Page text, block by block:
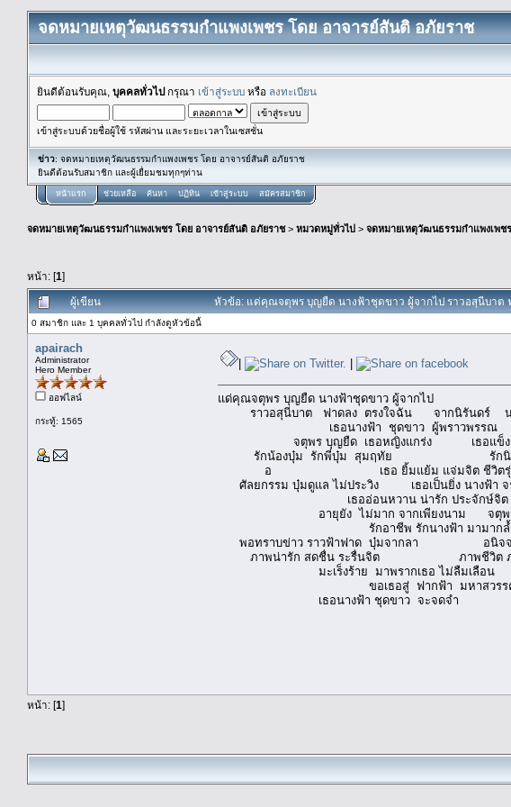
จดหมายเหตุวัฒนธรรมกำแพงเพชร โดย อาจารย์สันติ อภัยราช
ยินดีต้อนรับคุณ, บุคคลทั่วไปกรุณา เข้าสู่ระบบ หรือ ลงทะเบียน
เข้าสู่ระบบด้วยชื่อผู้ใช้ รหัสผ่าน และระยะเวลาในเซสชั่น
ข่าว: จดหมายเหตุวัฒนธรรมกำแพงเพชร โดย อาจารย์สันติ อภัยราช
ยินดีต้อนรับสมาชิก และผู้เยื่ยมชมทุกๆท่าน
หน้าแรก ช่วยเหลือ ค้นหา ปฏิทิน เข้าสู่ระบบ สมัครสมาชิก
จดหมายเหตุวัฒนธรรมกำแพงเพชร โดย อาจารย์สันติ อภัยราช> หมวดหมู่ทั่วไป > จดหมายเหตุวัฒนธรรมกำแพงเพชร
หน้า: [1]
ผู้เขียน หัวข้อ: แด่คุณจตุพร บุญยืด นางฟ้าชุดขาว ผู้จากไป ราวอสุนีบาต
0 สมาชิก และ 1 บุคคลทั่วไป กำลังดูหัวข้อนี้
apairach
Administrator
Hero Member
ออฟไลน์
กระทู้: 1565
| |
แด่คุณจตุพร บุญยืด นางฟ้าชุดขาว ผู้จากไป
ราวอสุนีบาต ฟาดลง ตรงใจฉัน จากนิรันดร์ น
เธอนางฟ้า ชุดขาว ผู้พราวพรรณ ค
จตุพร บุญยืด เธอหญิงแกร่ง เธอแข็งแรง
รักน้องบุ๋ม รักพี่บุ๋ม สุมฤทัย รักนิสัย เธอ
อ เธอ ยิ้มแย้ม แจ่มจิต ชีวิตรุ่ง เธ
ศัลยกรรม บุ๋มดูแล ไม่ประวิง เธอเป็นยิ่ง นางฟ้า จร
เธออ่อนหวาน น่ารัก ประจักษ์จิต มีชีวิ
อายุยัง ไม่มาก จากเพียงนาม จตุพร น้อ
รักอาชีพ รักนางฟ้า มามากล้ำ จ
พอทราบข่าว ราวฟ้าฟาด บุ๋มจากลา อนิจจา ค
ภาพน่ารัก สดชื่น ระรื่นจิต ภาพชีวิต ภาพหั
มะเร็งร้าย มาพรากเธอ ไม่ลืมเลือน เ
ขอเธอสู่ ฟากฟ้า มหาสวรรค์ เป็น
เธอนางฟ้า ชุดขาว จะจดจำ จะ
หน้า: [1]